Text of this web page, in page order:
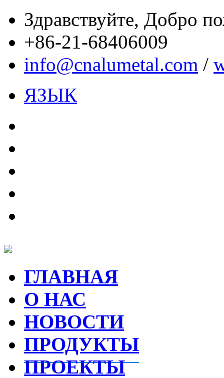
Здравствуйте, Добро
+86-21-68406009
info@cnalumetal.com /
ЯЗЫК
ГЛАВНАЯ
О НАС
НОВОСТИ
ПРОДУКТЫ
ПРОЕКТЫ